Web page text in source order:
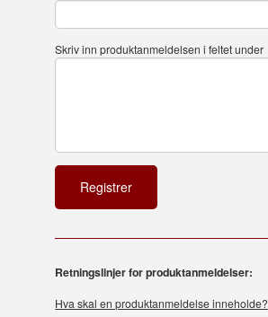
Skriv inn produktanmeldelsen i feltet under
Retningslinjer for produktanmeldelser:
Hva skal en produktanmeldelse inneholde?